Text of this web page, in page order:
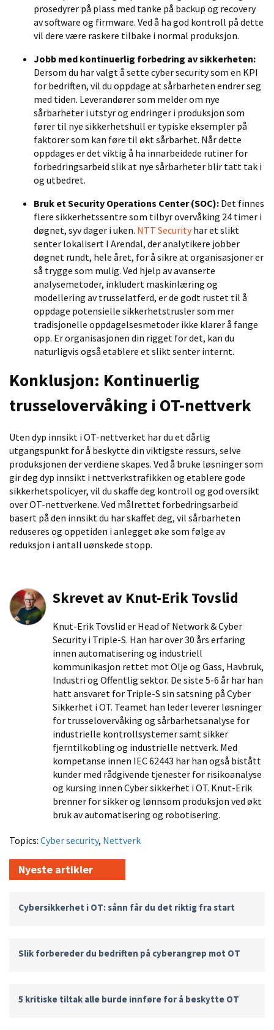
prosedyrer på plass med tanke på backup og recovery
av software og firmware. Ved å ha god kontroll på dette
vil dere være raskere tilbake i normal produksjon.
Jobb med kontinuerlig forbedring av sikkerheten:
Dersom du har valgt å sette cyber security som en KPI
for bedriften, vil du oppdage at sårbarheten endrer seg
med tiden. Leverandører som melder om nye
sårbarheter i utstyr og endringer i produksjon som
fører til nye sikkerhetshull er typiske eksempler på
faktorer som kan føre til økt sårbarhet. Når dette
oppdages er det viktig å ha innarbeidede rutiner for
forbedringsarbeid slik at nye sårbarheter blir tatt tak i
og utbedret.
Bruk et Security Operations Center (SOC): Det finnes
flere sikkerhetssentre som tilbyr overvåking 24 timer i
døgnet, syv dager i uken. NTT Securityhar et slikt
senter lokalisert I Arendal, der analytikere jobber
døgnet rundt, hele året, for å sikre at organisasjoner er
så trygge som mulig. Ved hjelp av avanserte
analysemetoder, inkludert maskinlæring og
modellering av trusselatferd, er de godt rustet til å
oppdage potensielle sikkerhetstrusler som mer
tradisjonelle oppdagelsesmetoder ikke klarer å fange
opp. Er organisasjonen din rigget for det, kan du
naturligvis også etablere et slikt senter internt.
Konklusjon: Kontinuerlig
trusselovervåking i OT-nettverk
Uten dyp innsikt i OT-nettverket har du et dårlig
utgangspunkt for å beskytte din viktigste ressurs, selve
produksjonen der verdiene skapes. Ved å bruke løsninger som
gir deg dyp innsikt i nettverkstrafikken og etablere gode
sikkerhetspolicyer, vil du skaffe deg kontroll og god oversikt
over OT-nettverkene. Ved målrettet forbedringsarbeid
basert på den innsikt du har skaffet deg, vil sårbarheten
reduseres og oppetiden i anlegget øke som følge av
reduksjon i antall uønskede stopp.
Skrevet av Knut-Erik Tovslid
Knut-Erik Tovslid er Head of Network & Cyber
Security i Triple-S. Han har over 30 års erfaring
innen automatisering og industriell
kommunikasjon rettet mot Olje og Gass, Havbruk,
Industri og Offentlig sektor. De siste 5-6 år har han
hatt ansvaret for Triple-S sin satsning på Cyber
Sikkerhet i OT. Teamet han leder leverer løsninger
for trusselovervåking og sårbarhetsanalyse for
industrielle kontrollsystemer samt sikker
fjerntilkobling og industrielle nettverk. Med
kompetanse innen IEC 62443 har han også bistått
kunder med rådgivende tjenester for risikoanalyse
og kursing innen Cyber sikkerhet i OT. Knut-Erik
brenner for sikker og lønnsom produksjon ved økt
bruk av automatisering og robotisering.
Topics: Cyber security, Nettverk
Nyeste artikler
Cybersikkerhet i OT: sånn får du det riktig fra start
Slik forbereder du bedriften på cyberangrep mot OT
5 kritiske tiltak alle burde innføre for å beskytte OT